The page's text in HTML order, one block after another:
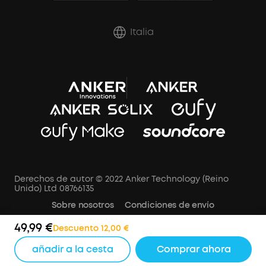
49,99 €Descuento 12,00 €
añadir a la cesta Comprar ahora
Italia
Derechos de autor © 2022 Anker Technology (Reino
Unido) Ltd 08766135
Sobre nosotros
Condiciones de envío
Política de cancelación
Términos de Uso
Aviso de cookies
Configuración de cookies
Aviso Datos